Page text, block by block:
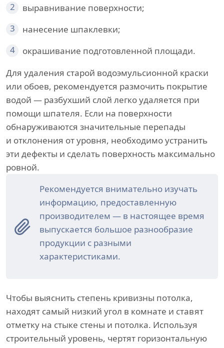
2
выравнивание поверхности;
3
нанесение шпаклевки;
4
окрашивание подготовленной площади.
Для удаления старой водоэмульсионной краски
или обоев, рекомендуется размочить покрытие
водой — разбухший слой легко удаляется при
помощи шпателя. Если на поверхности
обнаруживаются значительные перепады
и отклонения от уровня, необходимо устранить
эти дефекты и сделать поверхность максимально
ровной.
Рекомендуется внимательно изучать
информацию, предоставленную
производителем — в настоящее время
выпускается большое разнообразие
продукции с разными
характеристиками.
Чтобы выяснить степень кривизны потолка,
находят самый низкий угол в комнате и ставят
отметку на стыке стены и потолка. Используя
строительный уровень, чертят горизонтальную